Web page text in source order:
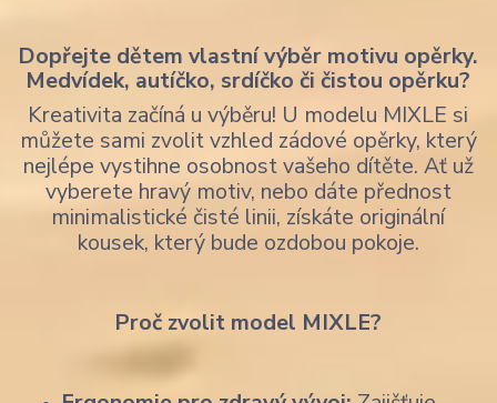
Dopřejte dětem vlastní výběr motivu opěrky.
Medvídek, autíčko, srdíčko či čistou opěrku?
Kreativita začíná u výběru! U modelu MIXLE si
můžete sami zvolit vzhled zádové opěrky, který
nejlépe vystihne osobnost vašeho dítěte. Ať už
vyberete hravý motiv, nebo dáte přednost
minimalistické čisté linii, získáte originální
kousek, který bude ozdobou pokoje.
Proč zvolit model MIXLE?